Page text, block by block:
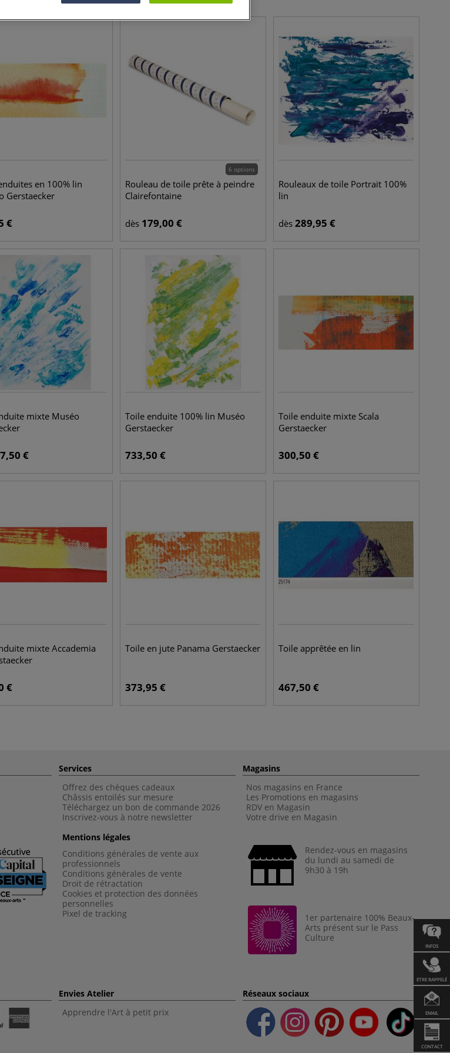
INFOS
ETRE RAPPELÉ
EMAIL
CONTACT
en 100% lin
Gerstaecker
€
6 options
Rouleau de toile prête à peindre
Clairefontaine
dès 179,00 €
Rouleaux de toile Portrait 100%
lin
dès 289,95 €
mixte Muséo
€
Toile enduite 100% lin Muséo
Gerstaecker
733,50 €
Toile enduite mixte Scala
Gerstaecker
300,50 €
mixte Accademia
€
Toile en jute Panama Gerstaecker
373,95 €
Toile apprêtée en lin
467,50 €
Services
Offrez des chèques cadeaux
Châssis entoilés sur mesure
Téléchargez un bon de commande 2026
Inscrivez-vous à notre newsletter
Mentions légales
Conditions générales de vente aux
professionnels
Conditions générales de vente
Droit de rétractation
Cookies et protection des données
personnelles
Pixel de tracking
Magasins
Nos magasins en France
Les Promotions en magasins
RDV en Magasin
Votre drive en Magasin
Rendez-vous en magasins
du lundi au samedi de
9h30 à 19h
1er partenaire 100% Beaux-
Arts présent sur le Pass
Culture
Envies Atelier
Apprendre l'Art à petit prix
Réseaux sociaux